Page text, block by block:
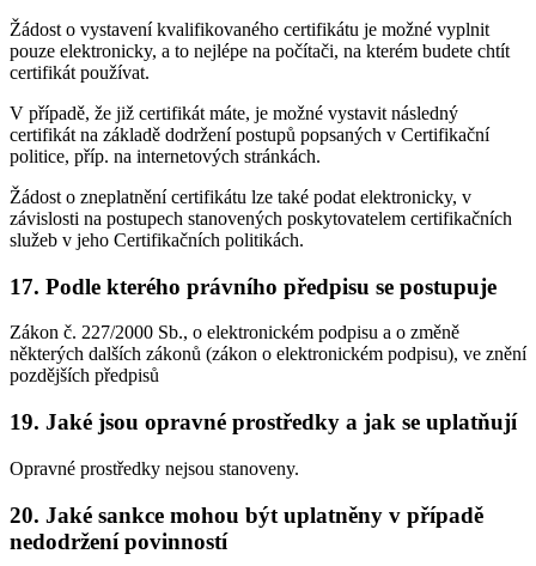
Žádost o vystavení kvalifikovaného certifikátu je možné vyplnit
pouze elektronicky, a to nejlépe na počítači, na kterém budete chtít
certifikát používat.
V případě, že již certifikát máte, je možné vystavit následný
certifikát na základě dodržení postupů popsaných v Certifikační
politice, příp. na internetových stránkách.
Žádost o zneplatnění certifikátu lze také podat elektronicky, v
závislosti na postupech stanovených poskytovatelem certifikačních
služeb v jeho Certifikačních politikách.
17. Podle kterého právního předpisu se postupuje
Zákon č. 227/2000 Sb., o elektronickém podpisu a o změně
některých dalších zákonů (zákon o elektronickém podpisu), ve znění
pozdějších předpisů
19. Jaké jsou opravné prostředky a jak se uplatňují
Opravné prostředky nejsou stanoveny.
20. Jaké sankce mohou být uplatněny v případě
nedodržení povinností